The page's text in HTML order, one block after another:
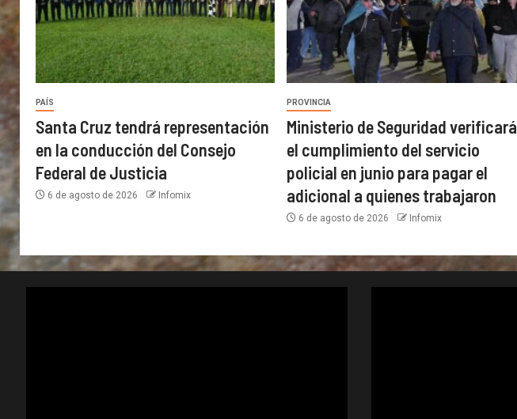
PAÍS
Santa Cruz tendrá representación
en la conducción del Consejo
Federal de Justicia
6 de agosto de 2026 Infomix
PROVINCIA
Ministerio de Seguridad verificará
el cumplimiento del servicio
policial en junio para pagar el
adicional a quienes trabajaron
6 de agosto de 2026 Infomix